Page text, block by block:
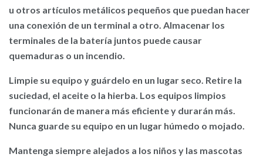
u otros artículos metálicos pequeños que puedan hacer
una conexión de un terminal a otro. Almacenar los
terminales de la batería juntos puede causar
quemaduras o un incendio.
Limpie su equipo y guárdelo en un lugar seco. Retire la
suciedad, el aceite o la hierba. Los equipos limpios
funcionarán de manera más eficiente y durarán más.
Nunca guarde su equipo en un lugar húmedo o mojado.
Mantenga siempre alejados a los niños y las mascotas